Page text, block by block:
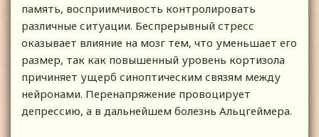
память, восприимчивость контролировать
различные ситуации. Беспрерывный стресс
оказывает влияние на мозг тем, что уменьшает его
размер, так как повышенный уровень кортизола
причиняет ущерб синоптическим связям между
нейронами. Перенапряжение провоцирует
депрессию, а в дальнейшем болезнь Альцгеймера.